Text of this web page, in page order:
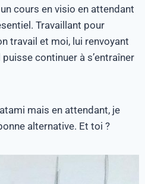
cours en visio en attendant
Travaillant pour
travail et moi, lui renvoyant
continuer à s’entraîner
mais en attendant, je
alternative. Et toi ?